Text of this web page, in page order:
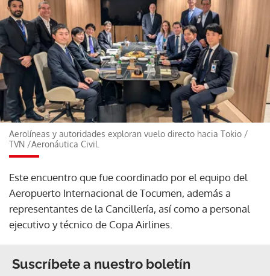
Aerolíneas y autoridades exploran vuelo directo hacia Tokio /
TVN /Aeronáutica Civil.
Este encuentro que fue coordinado por el equipo del
Aeropuerto Internacional de Tocumen, además a
representantes de la Cancillería, así como a personal
ejecutivo y técnico de Copa Airlines.
Suscríbete a nuestro boletín